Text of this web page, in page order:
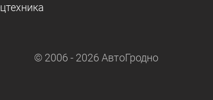
© 2006 - 2026 АвтоГродно